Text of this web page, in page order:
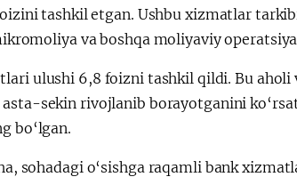
tashkil etgan. Ushbu xizmatlar
va boshqa moliyaviy
ulushi 6,8 foizni tashkil qildi. Bu aholi
sekin rivojlanib borayotganini
bo‘lgan.
sohadagi o‘sishga raqamli bank